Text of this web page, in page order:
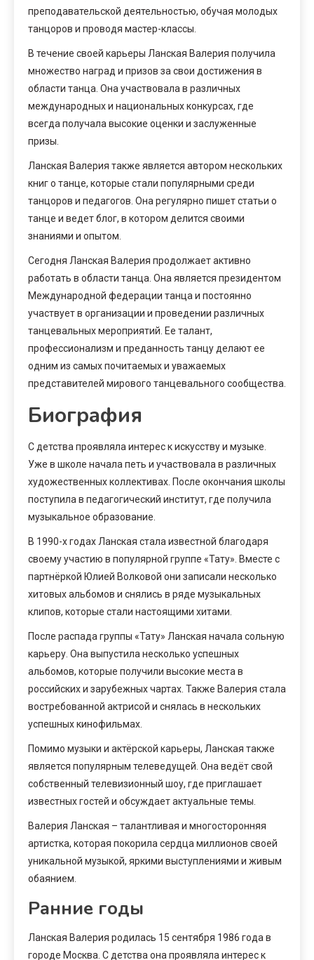
преподавательской деятельностью, обучая молодых
танцоров и проводя мастер-классы.
В течение своей карьеры Ланская Валерия получила
множество наград и призов за свои достижения в
области танца. Она участвовала в различных
международных и национальных конкурсах, где
всегда получала высокие оценки и заслуженные
призы.
Ланская Валерия также является автором нескольких
книг о танце, которые стали популярными среди
танцоров и педагогов. Она регулярно пишет статьи о
танце и ведет блог, в котором делится своими
знаниями и опытом.
Сегодня Ланская Валерия продолжает активно
работать в области танца. Она является президентом
Международной федерации танца и постоянно
участвует в организации и проведении различных
танцевальных мероприятий. Ее талант,
профессионализм и преданность танцу делают ее
одним из самых почитаемых и уважаемых
представителей мирового танцевального сообщества.
Биография
С детства проявляла интерес к искусству и музыке.
Уже в школе начала петь и участвовала в различных
художественных коллективах. После окончания школы
поступила в педагогический институт, где получила
музыкальное образование.
В 1990-х годах Ланская стала известной благодаря
своему участию в популярной группе «Тату». Вместе с
партнёркой Юлией Волковой они записали несколько
хитовых альбомов и снялись в ряде музыкальных
клипов, которые стали настоящими хитами.
После распада группы «Тату» Ланская начала сольную
карьеру. Она выпустила несколько успешных
альбомов, которые получили высокие места в
российских и зарубежных чартах. Также Валерия стала
востребованной актрисой и снялась в нескольких
успешных кинофильмах.
Помимо музыки и актёрской карьеры, Ланская также
является популярным телеведущей. Она ведёт свой
собственный телевизионный шоу, где приглашает
известных гостей и обсуждает актуальные темы.
Валерия Ланская – талантливая и многосторонняя
артистка, которая покорила сердца миллионов своей
уникальной музыкой, яркими выступлениями и живым
обаянием.
Ранние годы
Ланская Валерия родилась 15 сентября 1986 года в
городе Москва. С детства она проявляла интерес к